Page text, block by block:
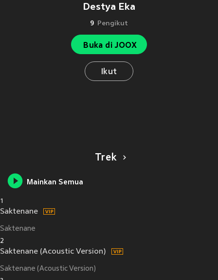
Destya Eka
9 Pengikut
Buka di JOOX
Ikut
Trek
Mainkan Semua
1
Saktenane
Saktenane
2
Saktenane (Acoustic Version)
Saktenane (Acoustic Version)